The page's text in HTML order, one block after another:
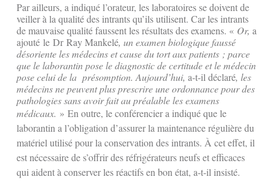
Par ailleurs, a indiqué l’orateur, les laboratoires se doivent de
veiller à la qualité des intrants qu’ils utilisent. Car les intrants
de mauvaise qualité faussent les résultats des examens. « Or, a
ajouté le Dr Ray Mankelé, un examen biologique faussé
désoriente les médecins et cause du tort aux patients ; parce
que le laborantin pose le diagnostic de certitude et le médecin
pose celui de la présomption. Aujourd’hui, a-t-il déclaré, les
médecins ne peuvent plus prescrire une ordonnance pour des
pathologies sans avoir fait au préalable les examens
médicaux. » En outre, le conférencier a indiqué que le
laborantin a l’obligation d’assurer la maintenance régulière du
matériel utilisé pour la conservation des intrants. À cet effet, il
est nécessaire de s’offrir des réfrigérateurs neufs et efficaces
qui aident à conserver les réactifs en bon état, a-t-il insisté.